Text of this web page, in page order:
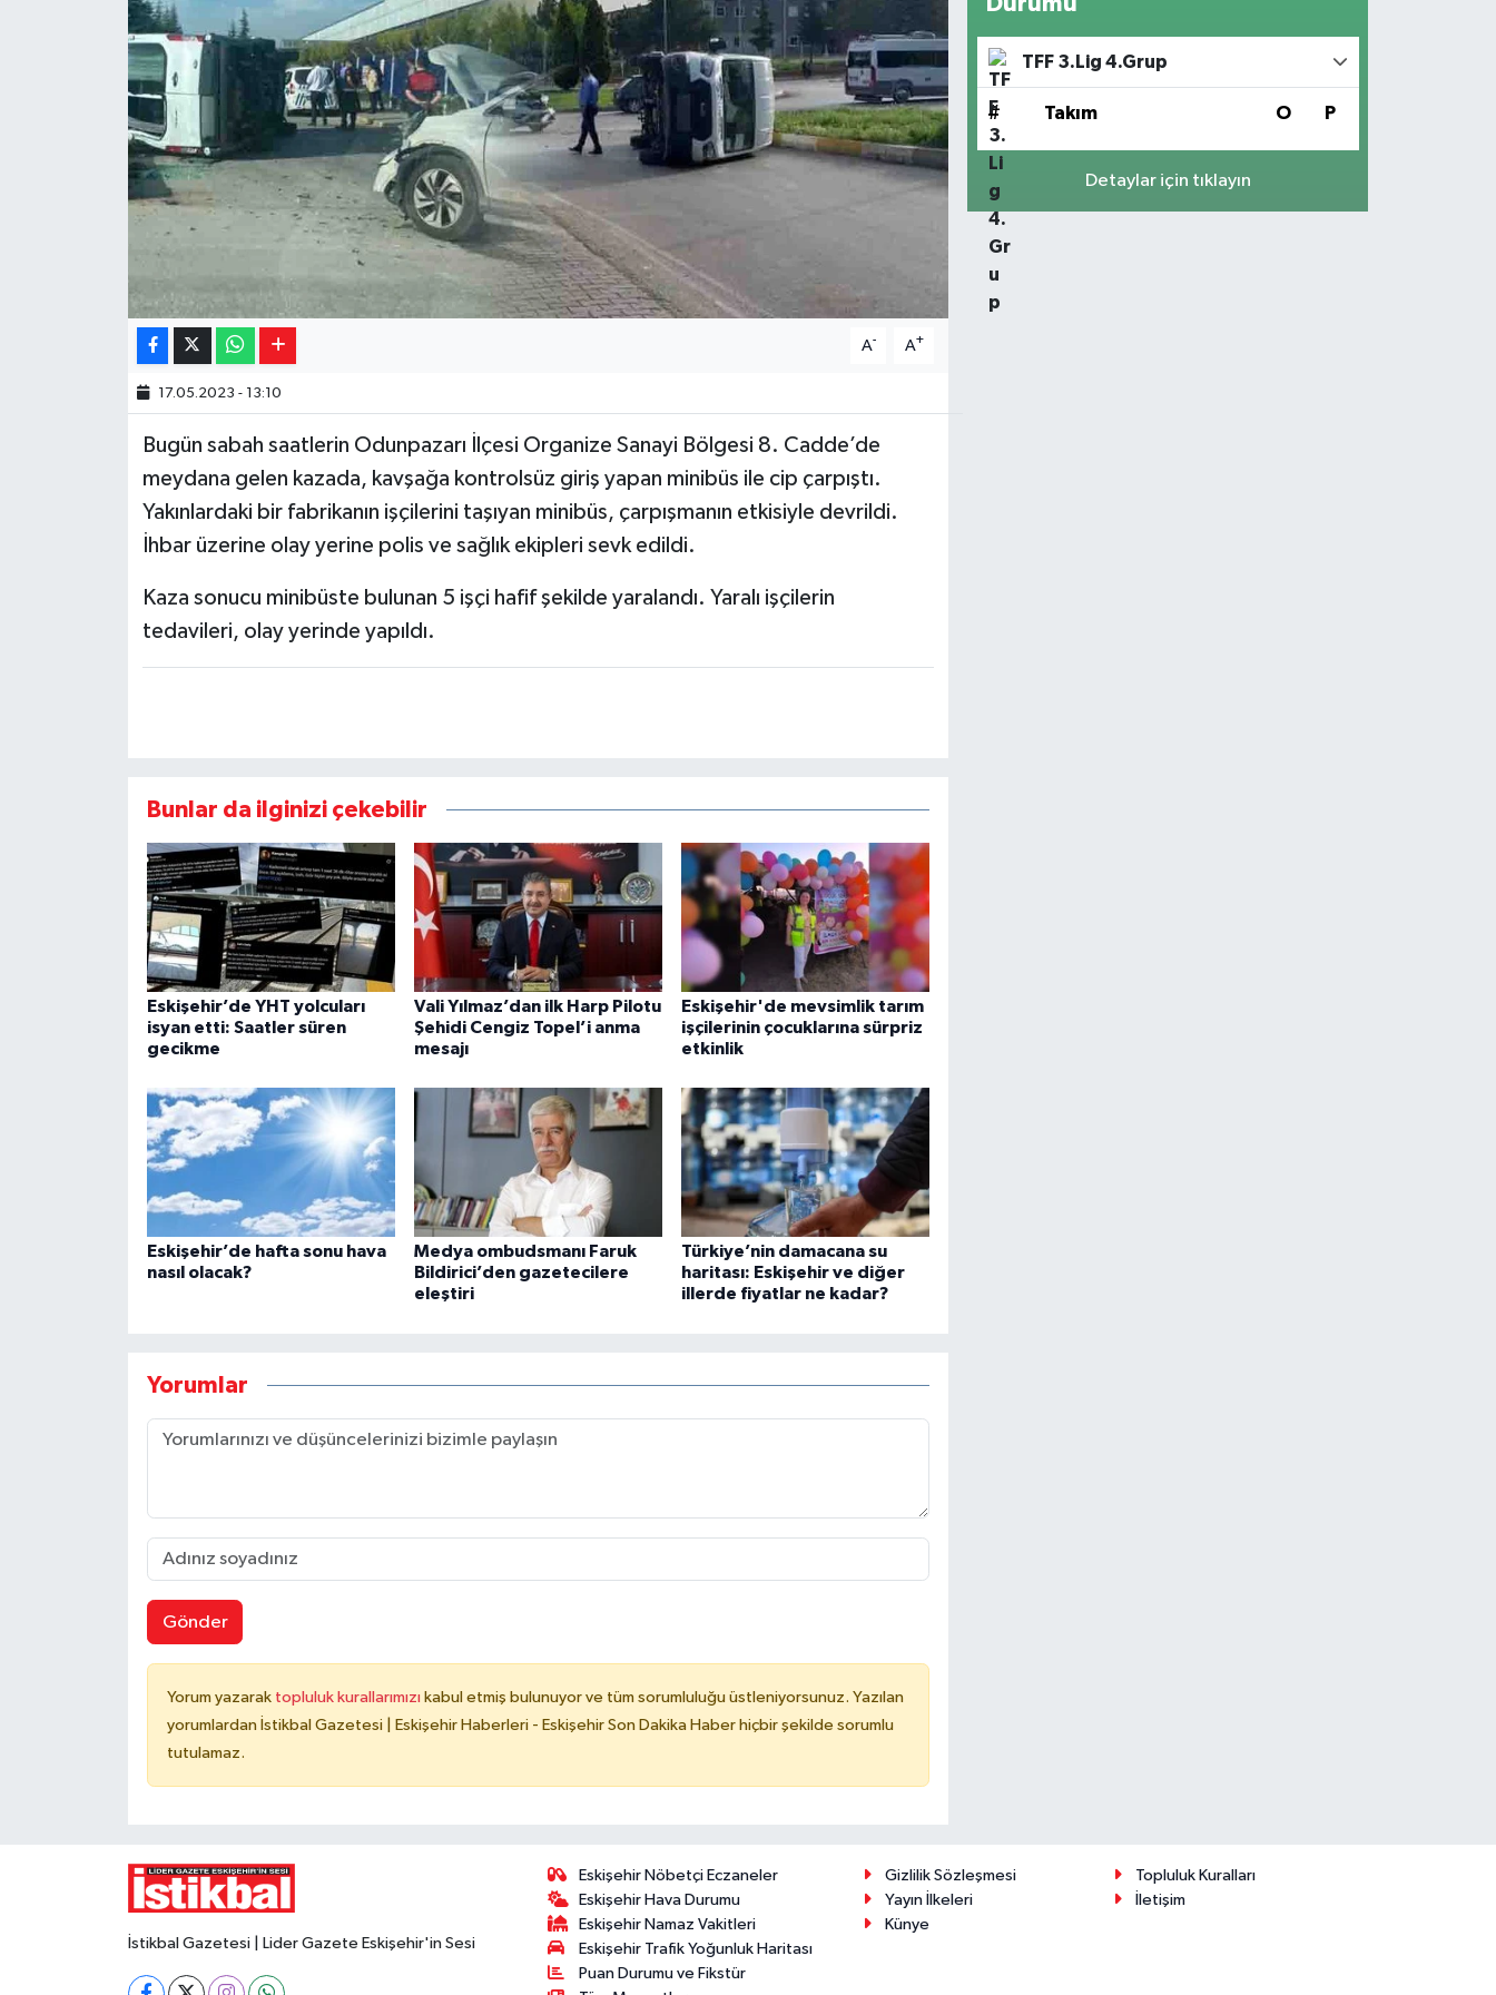
A- A+
17.05.2023 - 13:10
Bugün sabah saatlerin Odunpazarı İlçesi Organize Sanayi Bölgesi 8. Cadde’de
meydana gelen kazada, kavşağa kontrolsüz giriş yapan minibüs ile cip çarpıştı.
Yakınlardaki bir fabrikanın işçilerini taşıyan minibüs, çarpışmanın etkisiyle devrildi.
İhbar üzerine olay yerine polis ve sağlık ekipleri sevk edildi.
Kaza sonucu minibüste bulunan 5 işçi hafif şekilde yaralandı. Yaralı işçilerin
tedavileri, olay yerinde yapıldı.
Bunlar da ilginizi çekebilir
Eskişehir’de YHT yolcuları
isyan etti: Saatler süren
gecikme
Vali Yılmaz’dan ilk Harp Pilotu
Şehidi Cengiz Topel’i anma
mesajı
Eskişehir'de mevsimlik tarım
işçilerinin çocuklarına sürpriz
etkinlik
Eskişehir’de hafta sonu hava
nasıl olacak?
Medya ombudsmanı Faruk
Bildirici’den gazetecilere
eleştiri
Türkiye’nin damacana su
haritası: Eskişehir ve diğer
illerde fiyatlar ne kadar?
Yorumlar
Gönder
Yorum yazarak topluluk kurallarımızı kabul etmiş bulunuyor ve tüm sorumluluğu üstleniyorsunuz. Yazılan
yorumlardan İstikbal Gazetesi | Eskişehir Haberleri - Eskişehir Son Dakika Haber hiçbir şekilde sorumlu
tutulamaz.
TFF 3.Lig 4.Grup
# Takım O P
Detaylar için tıklayın
İstikbal Gazetesi | Lider Gazete Eskişehir'in Sesi
Eskişehir Nöbetçi Eczaneler
Eskişehir Hava Durumu
Eskişehir Namaz Vakitleri
Eskişehir Trafik Yoğunluk Haritası
Puan Durumu ve Fikstür
Gizlilik Sözleşmesi
Topluluk Kuralları
Yayın İlkeleri
İletişim
Künye
Resmi ilanlar